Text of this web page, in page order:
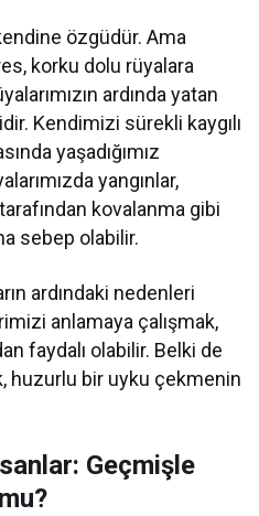
özgüdür. Ama
korku dolu rüyalara
ardında yatan
Kendimizi sürekli kaygılı
yaşadığımız
yangınlar,
kovalanma gibi
sebep olabilir.
ardındaki nedenleri
anlamaya çalışmak,
faydalı olabilir. Belki de
huzurlu bir uyku çekmenin
Geçmişle